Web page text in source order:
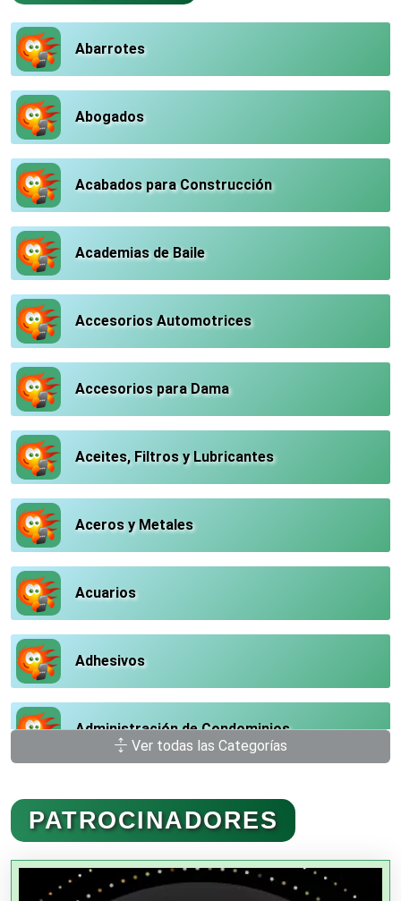
Abarrotes
Abogados
Acabados para Construcción
Academias de Baile
Accesorios Automotrices
Accesorios para Dama
Aceites, Filtros y Lubricantes
Aceros y Metales
Acuarios
Adhesivos
Administración de Condominios
Administración de Empresas
Agencias Aduanales
Ver todas las Categorías
PATROCINADORES